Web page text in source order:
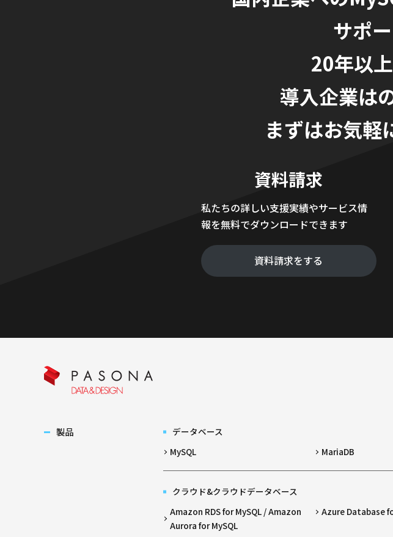
サポ
20年以
導入企業は
まずはお気軽
資料請求
私たちの詳しい支援実績やサービス情
報を無料でダウンロードできます
資料請求をする
製品
データベース
MySQL
MariaDB
クラウド&クラウドデータベース
Amazon RDS for MySQL / Amazon
Aurora for MySQL
Azure Database